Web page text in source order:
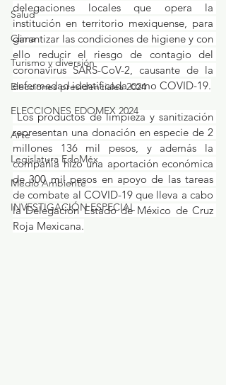
Salud
Clima
Turismo y diversión
Elecciones presidenciales 2024
ELECCIONES EDOMEX 2024
Arte
Legislatura EdoMéx
Medio Ambiente
INVESTIGACIÓN ESPECIAL
delegaciones locales que opera la
institución en territorio mexiquense, para
garantizar las condiciones de higiene y con
ello reducir el riesgo de contagio del
coronavirus SARS-CoV-2, causante de la
enfermedad identificada como COVID-19.
Los productos de limpieza y sanitización
representan una donación en especie de 2
millones 136 mil pesos, y además la
compañía hizo una aportación económica
de 300 mil pesos en apoyo de las tareas
de combate al COVID-19 que lleva a cabo
la Delegación Estado de México de Cruz
Roja Mexicana.